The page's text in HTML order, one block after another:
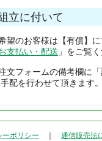
立に付いて
望のお客様は【有償】に
支払い・配送 」をご覧く
文フォームの備考欄に
配を行わせて頂きます。
ーポリシー ｜ 通信販売法